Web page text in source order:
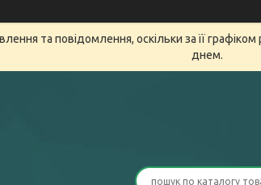
та повідомлення, оскільки за її
днем.